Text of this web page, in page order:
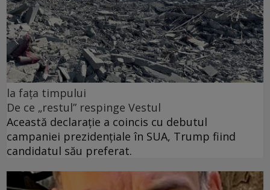
la fața timpului
De ce „restul” respinge Vestul
Această declarație a coincis cu debutul
campaniei prezidențiale în SUA, Trump fiind
candidatul său preferat.